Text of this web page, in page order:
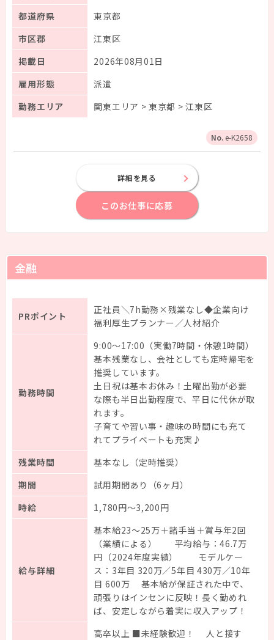
はじめての方へ
研修・福利厚生
HataraQuteについて
スタッフガイド
登録
企業担当者様
都道府県
東京都
市区郡
江東区
掲載日
2026年08月01日
雇用形態
派遣
勤務エリア
関東エリア > 東京都 > 江東区
e-K2658
詳細を見る
このお仕事に応募
金融
PRポイント
正社員＼7h勤務×残業なし◆企業向け
福利厚生プランナー／人材紹介
勤務時間
9:00～17:00（実働7時間・休憩1時間）
基本残業なし、会社としても定時帰宅を
推奨しています。
土日祝は基本お休み！土曜出勤が必要
な際も半日出勤程度で、平日に代休が取
れます。
子育てや習い事・趣味の時間にも充て
れてプライベートも充実♪
残業時間
基本なし（定時推奨）
期間
試用期間あり（6ヶ月）
時給
1,780円～3,200円
給与詳細
基本給23～25万＋諸手当＋賞与年2回
（業績による） 平均給与：46.7万
円（2024年度実績） モデルケー
ス：3年目 320万／5年目 430万／10年
目 600万 基本給が保証された中で、
頑張りはインセンに反映！長く勤めれ
ば、安定しながら着実に収入アップ！
高卒以上 ■未経験歓迎！ 人と接す